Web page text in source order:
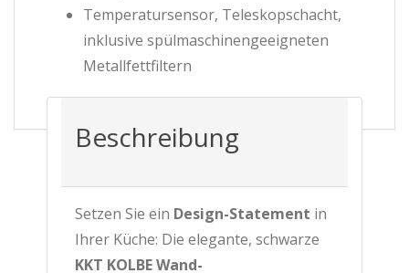
Temperatursensor, Teleskopschacht,
inklusive spülmaschinengeeigneten
Metallfettfiltern
Beschreibung
Setzen Sie ein Design-Statement in
Ihrer Küche: Die elegante, schwarze
KKT KOLBE Wand-